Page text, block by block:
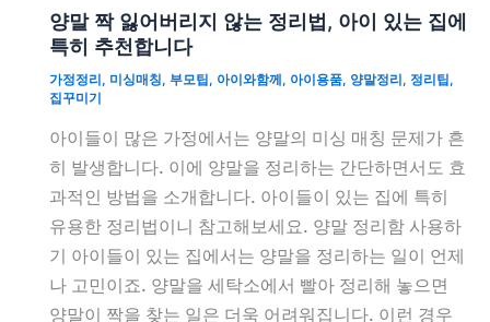
양말 짝 잃어버리지 않는 정리법, 아이 있는 집에
특히 추천합니다
가정정리 , 미싱매칭, 부모팁 , 아이와함께 , 아이용품, 양말정리 , 정리팁 ,
집꾸미기
아이들이 많은 가정에서는 양말의 미싱 매칭 문제가 흔
히 발생합니다. 이에 양말을 정리하는 간단하면서도 효
과적인 방법을 소개합니다. 아이들이 있는 집에 특히
유용한 정리법이니 참고해보세요. 양말 정리함 사용하
기 아이들이 있는 집에서는 양말을 정리하는 일이 언제
나 고민이죠. 양말을 세탁소에서 빨아 정리해 놓으면
양말이 짝을 찾는 일은 더욱 어려워집니다. 이런 경우